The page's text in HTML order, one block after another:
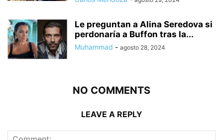
Le preguntan a Alina Seredova si
perdonaría a Buffon tras la...
Muhammad - agosto 28, 2024
NO COMMENTS
LEAVE A REPLY